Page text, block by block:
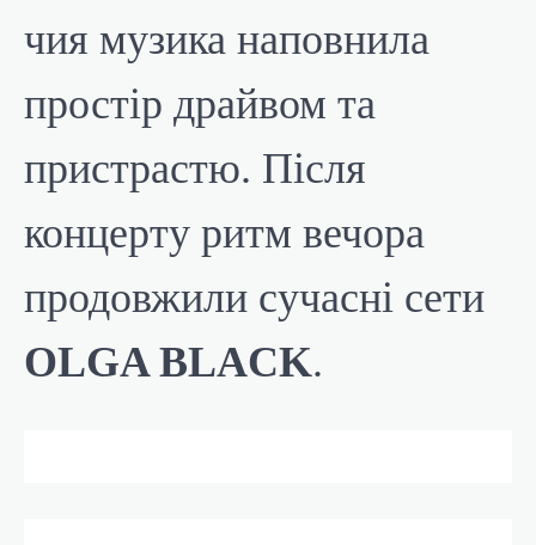
чия музика наповнила
простір драйвом та
пристрастю. Після
концерту ритм вечора
продовжили сучасні сети
OLGA BLACK.